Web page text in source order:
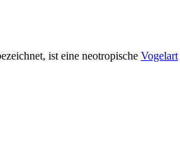
ist eine neotropische Vogelart